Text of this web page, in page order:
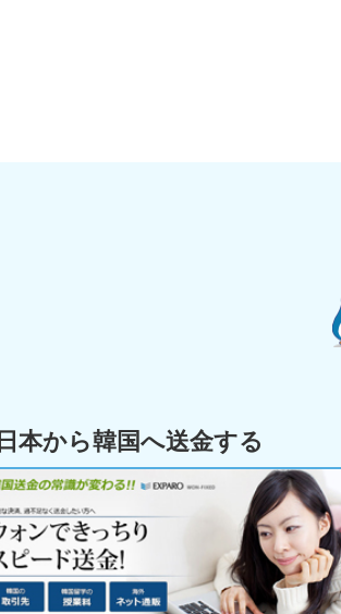
日本から韓国へ送金する